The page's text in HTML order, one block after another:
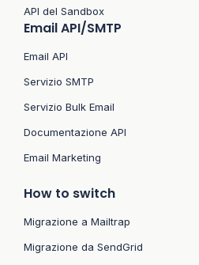
API del Sandbox
Email API/SMTP
Email API
Servizio SMTP
Servizio Bulk Email
Documentazione API
Email Marketing
How to switch
Migrazione a Mailtrap
Migrazione da SendGrid